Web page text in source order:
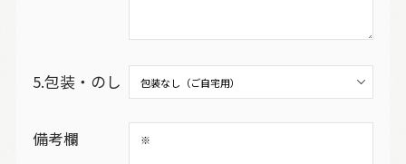
5.包装・のし
備考欄